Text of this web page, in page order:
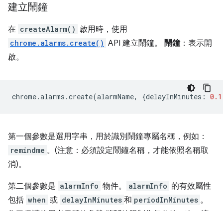
建立鬧鐘
在 createAlarm() 啟用時，使用
chrome.alarms.create() API 建立鬧鐘。 鬧鐘：表示開
啟。
chrome.alarms .create(alarmName, {delayInMinutes : 0.1
第一個參數是選用字串，用於識別鬧鐘專屬名稱，例如：
remindme 。(注意：必須設定鬧鐘名稱，才能依照名稱取
消)。
第二個參數是 alarmInfo 物件。 alarmInfo 的有效屬性
包括 when 或 delayInMinutes 和 periodInMinutes 。